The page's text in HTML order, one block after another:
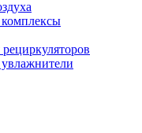
увлажнители